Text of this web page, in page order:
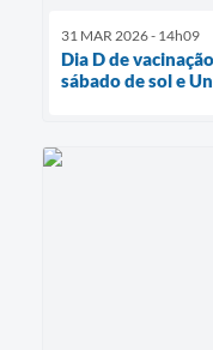
31 MAR 2026 - 14h09
Dia D de
sábado de sol e